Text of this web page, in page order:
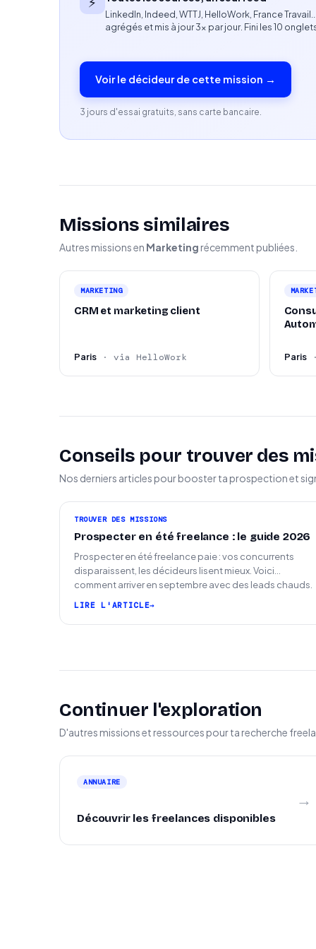
Rigueur et sens de l’éthique professionnelle
Professionnel(le) expérimenté(e) du
Statut indépendant obligatoire (freelance,
LinkedIn, Indeed, WTTJ, HelloWork, France Travail…
agrégés et mis à jour 3× par jour. Fini les 10
Voir le décideur de cette mission →
3 jours d'essai gratuits, sans carte bancaire.
Missions similaires
Autres missions en Marketing récemment publiées.
MARKETING
CRM et marketing client
Paris · via HelloWork Paris
Conseils pour trouver des
Nos derniers articles pour booster ta prospection et
TROUVER DES MISSIONS
Prospecter en été freelance : le guide 2026
Prospecter en été freelance paie : vos concurrents
disparaissent, les décideurs lisent mieux. Voici
comment arriver en septembre avec des leads chauds.
LIRE L'ARTICLE
Continuer l'exploration
D'autres missions et ressources pour ta recherche
ANNUAIRE
Découvrir les freelances disponibles
→